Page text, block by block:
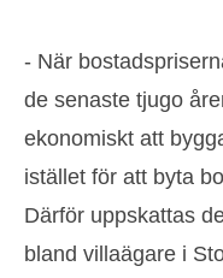
- När
de senaste tjugo
ekonomiskt att
istället för att byta
Därför uppskattas
bland villaägare i